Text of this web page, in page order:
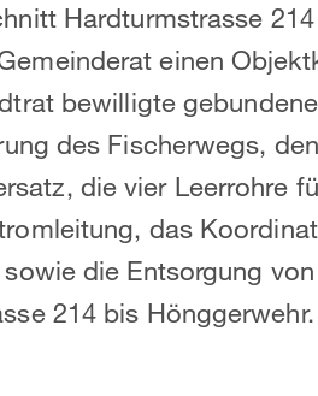
Hardturmstrasse
einen
bewilligte
des Fischerwegs, den
die vier Leerrohre
das
die Entsorgung
214 bis Hönggerwehr.